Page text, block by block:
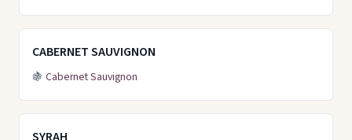
CABERNET SAUVIGNON
🍇 Cabernet Sauvignon